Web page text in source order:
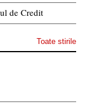
de Credit
Toate stirile